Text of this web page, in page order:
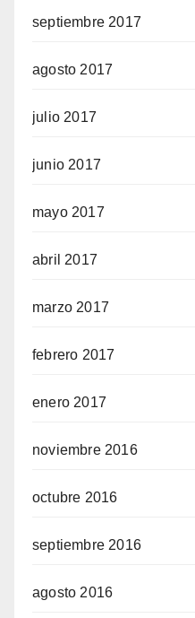
septiembre 2017
agosto 2017
julio 2017
junio 2017
mayo 2017
abril 2017
marzo 2017
febrero 2017
enero 2017
noviembre 2016
octubre 2016
septiembre 2016
agosto 2016